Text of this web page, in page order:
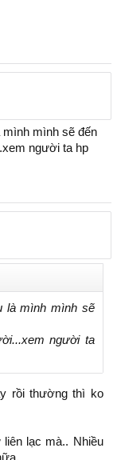
mình sẽ đến
người ta hp
là mình mình sẽ
người ta
rồi thường thì ko
lạc mà.. Nhiều